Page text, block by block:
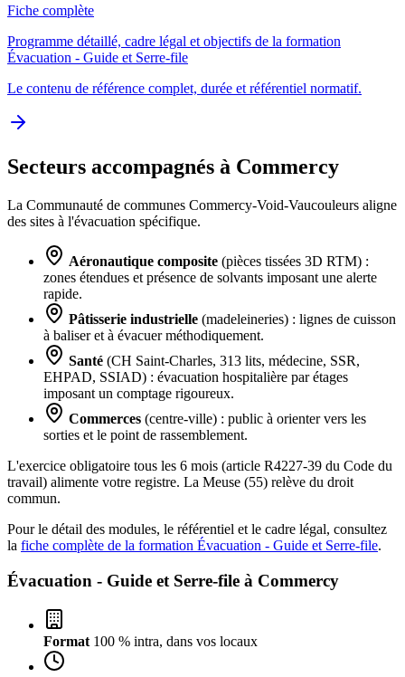
Fiche complète
Programme détaillé, cadre légal et objectifs de la formation
Évacuation - Guide et Serre-file
Le contenu de référence complet, durée et référentiel normatif.
Secteurs accompagnés à Commercy
La Communauté de communes Commercy-Void-Vaucouleurs aligne
des sites à l'évacuation spécifique.
Aéronautique composite (pièces tissées 3D RTM) :
zones étendues et présence de solvants imposant une alerte
rapide.
Pâtisserie industrielle (madeleineries) : lignes de cuisson
à baliser et à évacuer méthodiquement.
Santé (CH Saint-Charles, 313 lits, médecine, SSR,
EHPAD, SSIAD) : évacuation hospitalière par étages
imposant un comptage rigoureux.
Commerces (centre-ville) : public à orienter vers les
sorties et le point de rassemblement.
L'exercice obligatoire tous les 6 mois (article R4227-39 du Code du
travail) alimente votre registre. La Meuse (55) relève du droit
commun.
Pour le détail des modules, le référentiel et le cadre légal, consultez
la fiche complète de la formation Évacuation - Guide et Serre-file.
Évacuation - Guide et Serre-file à Commercy
Format 100 % intra, dans vos locaux